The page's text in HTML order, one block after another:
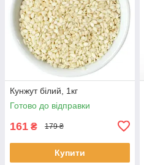
Кунжут білий, 1кг
Готово до відправки
161 ₴ 179 ₴
Купити